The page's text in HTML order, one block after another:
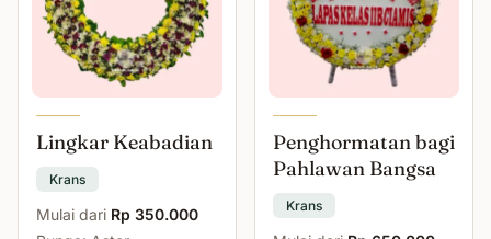
Lingkar Keabadian
Krans
Mulai dari Rp 350.000
Penghormatan bagi
Pahlawan Bangsa
Krans